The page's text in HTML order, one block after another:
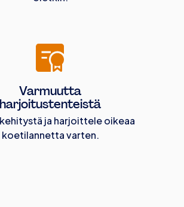
Varmuutta
harjoitustenteistä
ja harjoittele oikeaa
koetilannetta varten.